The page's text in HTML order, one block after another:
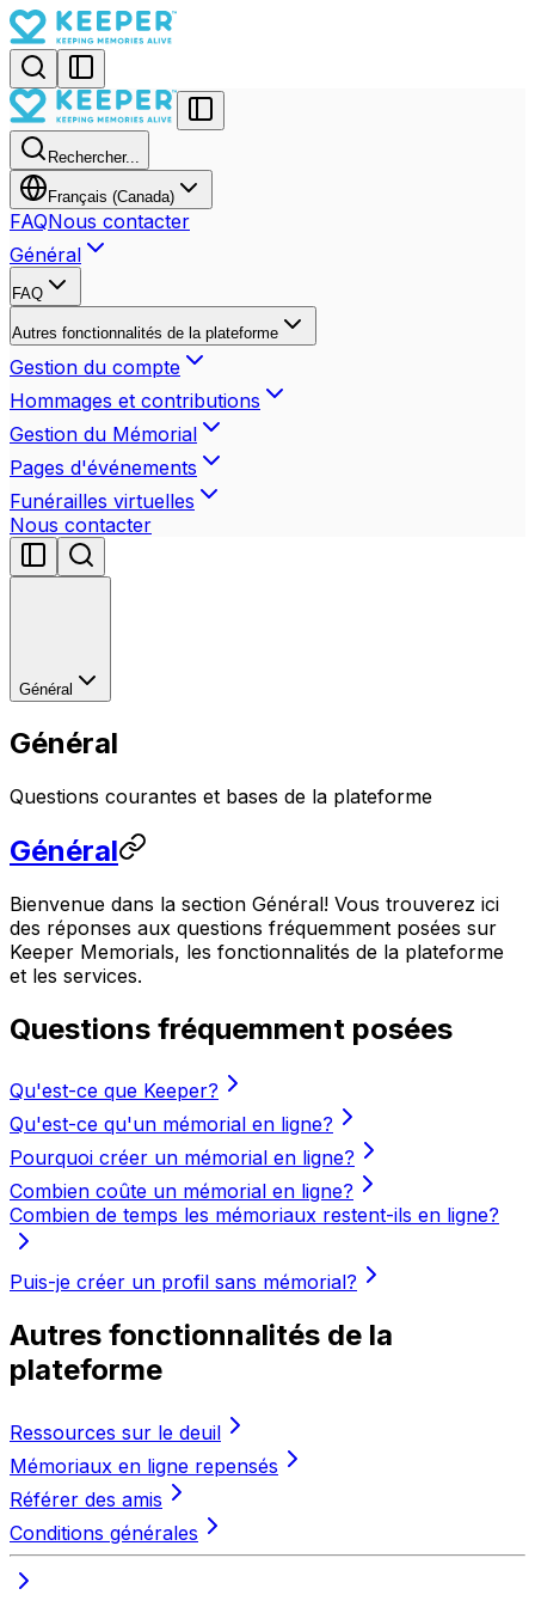
Rechercher...
Français (Canada)
FAQNous contacter
Général
FAQ
Autres fonctionnalités de la plateforme
Gestion du compte
Hommages et contributions
Gestion du Mémorial
Pages d'événements
Funérailles virtuelles
Nous contacter
Général
Général
Questions courantes et bases de la plateforme
Général
Bienvenue dans la section Général! Vous trouverez ici
des réponses aux questions fréquemment posées sur
Keeper Memorials, les fonctionnalités de la plateforme
et les services.
Questions fréquemment posées
Qu'est-ce que Keeper?
Qu'est-ce qu'un mémorial en ligne?
Pourquoi créer un mémorial en ligne?
Combien coûte un mémorial en ligne?
Combien de temps les mémoriaux restent-ils en ligne?
Puis-je créer un profil sans mémorial?
Autres fonctionnalités de la
plateforme
Ressources sur le deuil
Mémoriaux en ligne repensés
Référer des amis
Conditions générales